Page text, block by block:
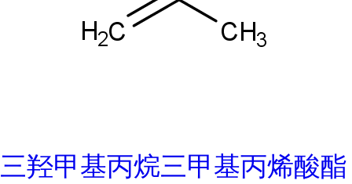
三羟甲基丙烷三甲基丙烯酸酯